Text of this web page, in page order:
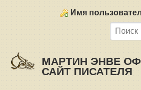
Login links
Имя
МАРТИН ЭНВЕ
САЙТ ПИСАТЕЛЯ